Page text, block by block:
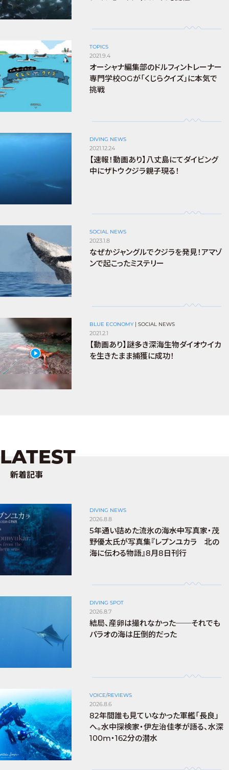
TOPICS
2021.9.4
オーシャナ編集部のドルフィントレーナー
専門学校OGが「くじらクイズ」に本気で
挑戦
DIVING NEWS
2021.12.24
【速報！動画あり】八丈島にてダイビング
中にザトウクジラ親子現る！
SOCIAL NEWS
2023.1.8
なぜかジャングルでクジラを発見！アマゾ
ンで起こったミステリー
BLUE ECONOMY |SOCIAL NEWS
2021.2.1
【動画あり】謎多き深海生物ダイオウイカ
を生きたまま捕獲に成功！
LATEST
新着記事
DIVING NEWS
2026.8.8
5年通い詰めた流氷の海――水中写真家・茂
野優太氏が写真集『レプンユカラ 北の
海に伝わる物語』8月8日刊行
DIVING SPOT
2026.8.7
結局、産卵は撮れなかった──それでも
パラオの海は圧倒的だった
VOICE/REVIEWS
2026.8.6
82年間誰も見ていなかった軍艦「長良」
へ。水中探検家・伊左治佳孝が語る、水深
100m・162分の潜水